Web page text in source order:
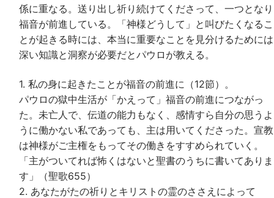
係に重なる。送り出し祈り続けてくださって、一つとなり
福音が前進している。「神様どうして」と叫びたくなるこ
とが起きる時には、本当に重要なことを見分けるためには
深い知識と洞察が必要だとパウロが教える。
1. 私の身に起きたことが福音の前進に（12節）。
パウロの獄中生活が「かえって」福音の前進につながっ
た。未亡人で、伝道の能力もなく、感情すら自分の思うよ
うに働かない私であっても、主は用いてくださった。宣教
は神様がご主権をもってその働きをすすめられていく。
「主がついてれば怖くはないと聖書のうちに書いてありま
す」（聖歌655）
2. あなたがたの祈りとキリストの霊のささえによって